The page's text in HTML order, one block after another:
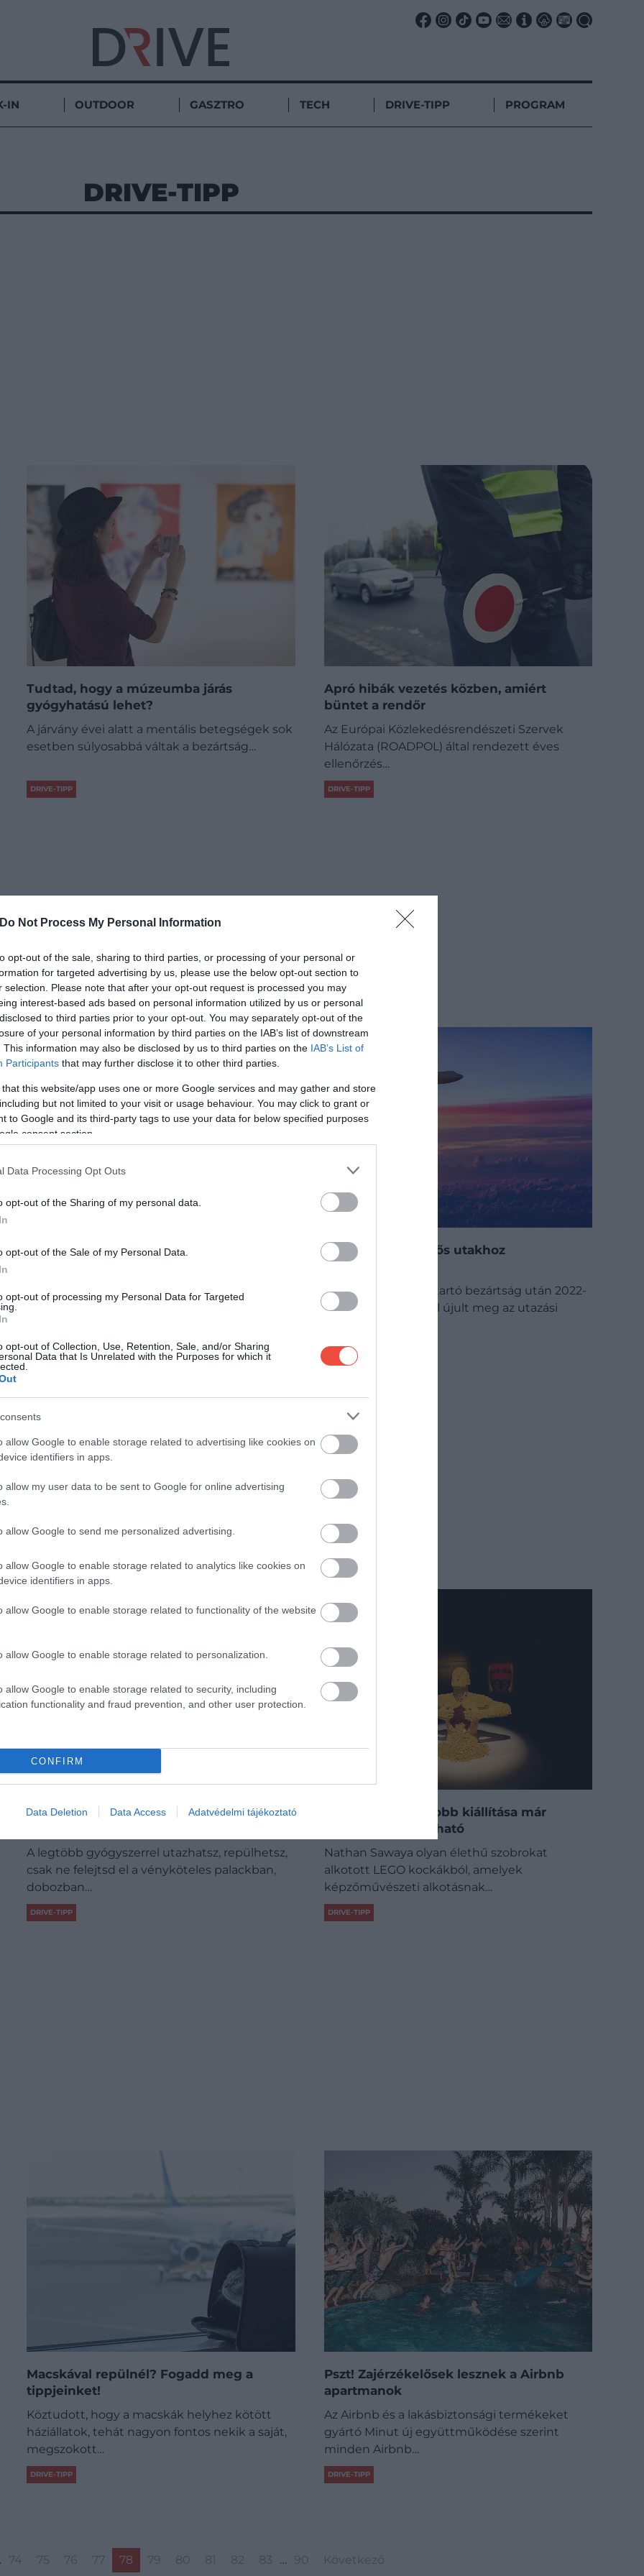
Do Not Process My Personal Information
opt-out of the sale, sharing to third parties, or processing of your personal or
for targeted advertising by us, please use the below opt-out section to
selection. Please note that after your opt-out request is processed you may
interest-based ads based on personal information utilized by us or personal
to third parties prior to your opt-out. You may separately opt-out of the
of your personal information by third parties on the IAB’s list of downstream
This information may also be disclosed by us to third parties on the IAB’s List of
Participants that may further disclose it to other third parties.
that this website/app uses one or more Google services and may gather and store
but not limited to your visit or usage behaviour. You may click to grant or
to Google and its third-party tags to use your data for below specified purposes
consent section.
Data Processing Opt Outs
opt-out of the Sharing of my personal data.
opt-out of the Sale of my Personal Data.
opt-out of processing my Personal Data for Targeted
opt-out of Collection, Use, Retention, Sale, and/or Sharing
Data that Is Unrelated with the Purposes for which it
allow Google to enable storage related to advertising like cookies on
identifiers in apps.
allow my user data to be sent to Google for online advertising
allow Google to send me personalized advertising.
allow Google to enable storage related to analytics like cookies on
identifiers in apps.
allow Google to enable storage related to functionality of the website
allow Google to enable storage related to personalization.
allow Google to enable storage related to security, including
functionality and fraud prevention, and other user protection.
CONFIRM
Data Deletion Data Access Adatvédelmi tájékoztató
IN OUTDOOR GASZTRO TECH DRIVE-TIPP PROGRAM
DRIVE-TIPP
Tudtad, hogy a múzeumba járás
gyógyhatású lehet?
A járvány évei alatt a mentális betegségek sok
esetben súlyosabbá váltak a bezártság…
DRIVE-TIPP
Apró hibák vezetés közben, amiért
büntet a rendőr
Az Európai Közlekedésrendészeti Szervek
Hálózata (ROADPOL) által rendezett éves
ellenőrzés…
DRIVE-TIPP
Ha olcsóbban megúsznád: 4 radar alatti
Lassan kezdődik a síszezon, így nem árt minél
DRIVE-TIPP
Okostippek repülős utakhoz
Hosszú hónapokig tartó bezártság után 2022-
ben hatalmas erővel újult meg az utazási
DRIVE-TIPP
Elfelejtetted a gyógyszert becsomagolni?
A legtöbb gyógyszerrel utazhatsz, repülhetsz,
csak ne felejtsd el a vényköteles palackban,
dobozban…
DRIVE-TIPP
A világ egyik legjobb kiállítása már
Budapesten is látható
Nathan Sawaya olyan élethű szobrokat
alkotott LEGO kockákból, amelyek
képzőművészeti alkotásnak…
DRIVE-TIPP
Macskával repülnél? Fogadd meg a
tippjeinket!
Köztudott, hogy a macskák helyhez kötött
háziállatok, tehát nagyon fontos nekik a saját,
megszokott…
DRIVE-TIPP
Pszt! Zajérzékelősek lesznek a Airbnb
apartmanok
Az Airbnb és a lakásbiztonsági termékeket
gyártó Minut új együttműködése szerint
minden Airbnb…
DRIVE-TIPP
74 75 76 77 78 79 80 81 82 83 … 90 Következő